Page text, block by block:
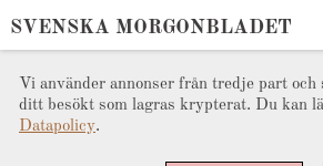
Vi använder annonser från tredje part
ditt besökt som lagras krypterat. Du kan
Datapolicy.
SVENSKA MORGONBLADET